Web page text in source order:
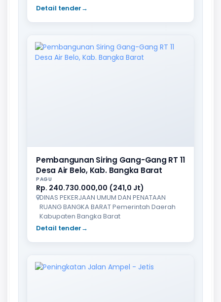
Detail tender→
Pembangunan Siring Gang-Gang RT 11
Desa Air Belo, Kab. Bangka Barat
PAGU
Rp. 240.730.000,00 (241,0 Jt)
DINAS PEKERJAAN UMUM DAN PENATAAN
RUANG BANGKA BARAT Pemerintah Daerah
Kabupaten Bangka Barat
Detail tender→